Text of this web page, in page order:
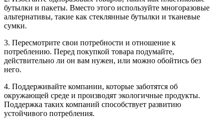
бутылки и пакеты. Вместо этого используйте многоразовые
альтернативы, такие как стеклянные бутылки и тканевые
сумки.
3. Пересмотрите свои потребности и отношение к
потреблению. Перед покупкой товара подумайте,
действительно ли он вам нужен, или можно обойтись без
него.
4. Поддерживайте компании, которые заботятся об
окружающей среде и производят экологичные продукты.
Поддержка таких компаний способствует развитию
устойчивого потребления.